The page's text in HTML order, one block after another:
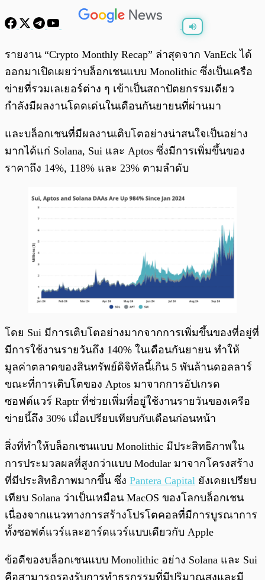
รายงาน “Crypto Monthly Recap” ล่าสุดจาก VanEck ได้
ออกมาเปิดเผยว่าบล็อกเชนแบบ Monolithic ซึ่งเป็นเครือ
ข่ายที่รวมเลเยอร์ต่าง ๆ เข้าเป็นสถาปัตยกรรมเดียว
กำลังมีผลงานโดดเด่นในเดือนกันยายนที่ผ่านมา
และบล็อกเชนที่มีผลงานเติบโตอย่างน่าสนใจเป็นอย่าง
มากได้แก่ Solana, Sui และ Aptos ซึ่งมีการเพิ่มขึ้นของ
ราคาถึง 14%, 118% และ 23% ตามลำดับ
โดย Sui มีการเติบโตอย่างมากจากการเพิ่มขึ้นของที่อยู่ที่
มีการใช้งานรายวันถึง 140% ในเดือนกันยายน ทำให้
มูลค่าตลาดของสินทรัพย์ดิจิทัลนี้เกิน 5 พันล้านดอลลาร์
ขณะที่การเติบโตของ Aptos มาจากการอัปเกรด
ซอฟต์แวร์ Raptr ที่ช่วยเพิ่มที่อยู่ใช้งานรายวันของเครือ
ข่ายนี้ถึง 30% เมื่อเปรียบเทียบกับเดือนก่อนหน้า
สิ่งที่ทำให้บล็อกเชนแบบ Monolithic มีประสิทธิภาพใน
การประมวลผลที่สูงกว่าแบบ Modular มาจากโครงสร้าง
ที่มีประสิทธิภาพมากขึ้น ซึ่ง Pantera Capital ยังเคยเปรียบ
เทียบ Solana ว่าเป็นเหมือน MacOS ของโลกบล็อกเชน
เนื่องจากแนวทางการสร้างโปรโตคอลที่มีการบูรณาการ
ทั้งซอฟต์แวร์และฮาร์ดแวร์แบบเดียวกับ Apple
ข้อดีของบล็อกเชนแบบ Monolithic อย่าง Solana และ Sui
คือสามารถรองรับการทำธุรกรรมที่มีปริมาณสูงและมี